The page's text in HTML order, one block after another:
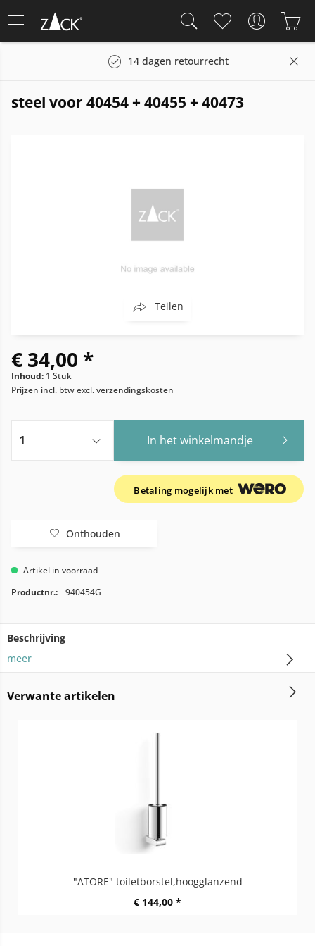
14 dagen retourrecht
steel voor 40454 + 40455 + 40473
Teilen
€ 34,00 *
Inhoud: 1 Stuk
Prijzen incl. btwexcl. verzendingskosten
In het winkelmandje
Betaling mogelijk met
Onthouden
Artikel in voorraad
Productnr.:
940454G
Beschrijving
meer
Verwante artikelen
"ATORE" toiletborstel,hoogglanzend
€ 144,00 *